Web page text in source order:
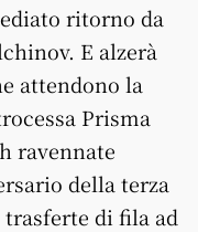
ritorno da
E alzerà
attendono la
Prisma
ravennate
della terza
di fila ad